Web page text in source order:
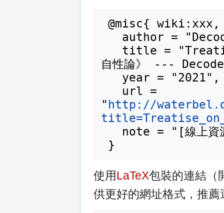
自性論》 ---
" http://
使用LaTeX包裝的連結（
供更好的網址格式，推